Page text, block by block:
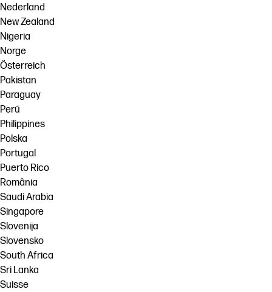
Nederland
New Zealand
Nigeria
Norge
Österreich
Pakistan
Paraguay
Perú
Philippines
Polska
Portugal
Puerto Rico
România
Saudi Arabia
Singapore
Slovenija
Slovensko
South Africa
Sri Lanka
Suisse